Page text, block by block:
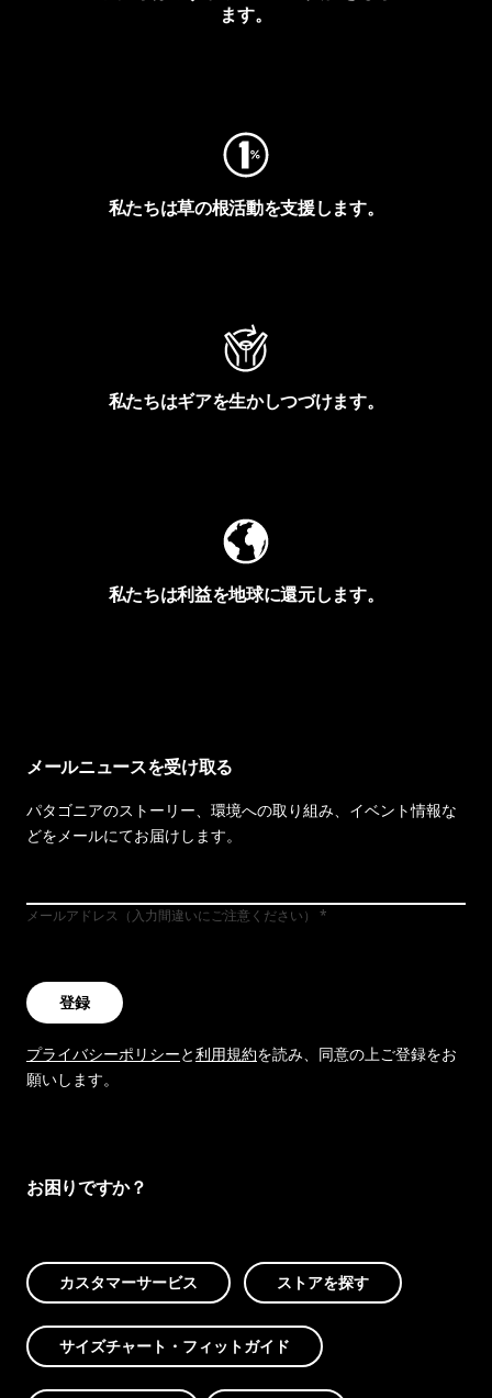
ます。
私たちは草の根活動を支援します。
私たちはギアを生かしつづけます。
私たちは利益を地球に還元します。
メールニュースを受け取る
パタゴニアのストーリー、環境への取り組み、イベント情報な
どをメールにてお届けします。
メールアドレス（入力間違いにご注意ください）
登録
プライバシーポリシーと利用規約を読み、同意の上ご登録をお
願いします。
お困りですか？
カスタマーサービス ストアを探す
サイズチャート・フィットガイド